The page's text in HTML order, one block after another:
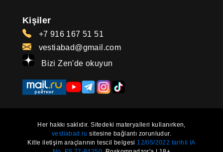
Kişiler
+7 916 167 51 51
vestiabad@gmail.com
Bizi Zen'de okuyun
Her hakkı saklıdır. Sitedeki materyalleri kullanırken,
vestiabad.ru sitesine bağlantı zorunludur.
Kitle iletişim araçlarının tescil belgesi 12/05/2022 tarihli IA